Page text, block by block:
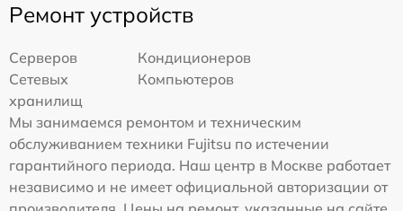
Ремонт устройств
Серверов
Кондиционеров
Сетевых
хранилищ
Компьютеров
Мы занимаемся ремонтом и техническим
обслуживанием техники Fujitsu по истечении
гарантийного периода. Наш центр в Москве работает
независимо и не имеет официальной авторизации от